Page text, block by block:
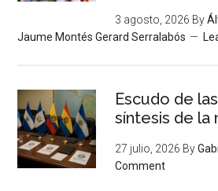
3 agosto, 2026 By
Jaume Montés Gerard Serralabós
Escudo de
síntesis de la
27 julio, 2026 By
Comment